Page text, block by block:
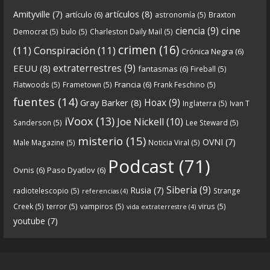
6 0 View on facebook
Crónicas de Nantucket
Descargar
https://www.ivoox.com/cdn-6x05-8211-qanon-
parte-1-origenes-audios-mp3_rf_67157433_1.html
Tras una exhaustiva investigación en los orígenes
y desarrollo de Qanon, la madre de todas las
more
Amityville (7) artículo (6) artículos (8) astronomía (5) Braxton
Democrat (5) bulo (5) Charleston Daily Mail (5) ciencia (9) cine
(11) Conspiración (11) crimen (16) Crónica Negra (6)
EEUU (8) extraterrestres (9) fantasmas (6) Fireball (5)
Flatwoods (5) Frametown (5) Francia (6) Frank Feschino (5)
fuentes (14) Gray Barker (8) Hoax(9) Inglaterra (5) Ivan T
Sanderson (5) iVoox (13) Joe Nickell (10) Lee Steward (5)
Male Magazine (5) misterio (15) Noticia Viral (5) OVNI (7)
Ovnis (6) Paso Dyatlov (6) Podcast (71)
radiotelescopio (5) referencias (4) Rusia (7) Siberia (9) Strange
Creek (5) terror (5) vampiros (5) vida extraterrestre (4) virus (5)
youtube (7)